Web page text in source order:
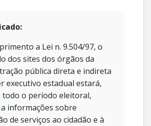
a Lei n. 9.504/97, o
dos sites dos órgãos da
pública direta e indireta
executivo estadual estará,
o período eleitoral,
informações sobre
de serviços ao cidadão e à